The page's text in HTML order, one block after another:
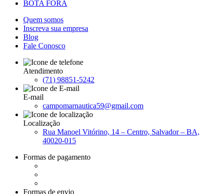
BOTA FORA
Quem somos
Inscreva sua empresa
Blog
Fale Conosco
Atendimento
(71) 98851-5242
E-mail
campomarnautica59@gmail.com
Localização
Rua Manoel Vitórino, 14 – Centro, Salvador – BA,
40020-015
Formas de pagamento
Formas de envio